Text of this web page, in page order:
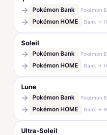
→ Pokémon Bank Pokémon
→ Pokémon HOME Bank →
Soleil
→ Pokémon Bank Pokémon
→ Pokémon HOME Bank →
Lune
→ Pokémon Bank Pokémon
→ Pokémon HOME Bank →
Ultra-Soleil